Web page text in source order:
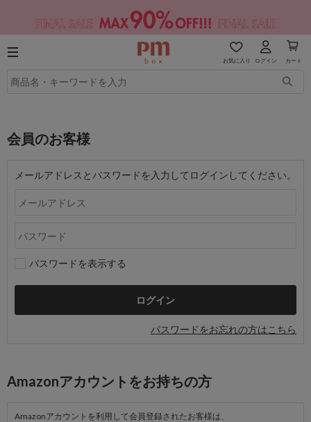
お気に入り ログイン カート
会員のお客様
メールアドレスとパスワードを入力してログインしてください。
パスワードを表示する
パスワードをお忘れの方はこちら
Amazonアカウントをお持ちの方
Amazonアカウントを利用して会員登録されたお客様は、